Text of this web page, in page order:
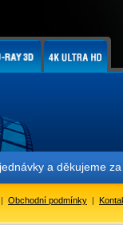
a děkujeme za Vaši
| Obchodní podmínky |